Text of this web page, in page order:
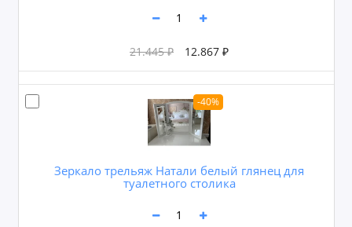
21.445 ₽ 12.867 ₽
-40%
Зеркало трельяж Натали белый глянец для
туалетного столика